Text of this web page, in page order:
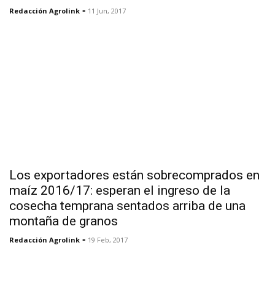
Redacción Agrolink - 11 Jun, 2017
Los exportadores están sobrecomprados en
maíz 2016/17: esperan el ingreso de la
cosecha temprana sentados arriba de una
montaña de granos
Redacción Agrolink - 19 Feb, 2017